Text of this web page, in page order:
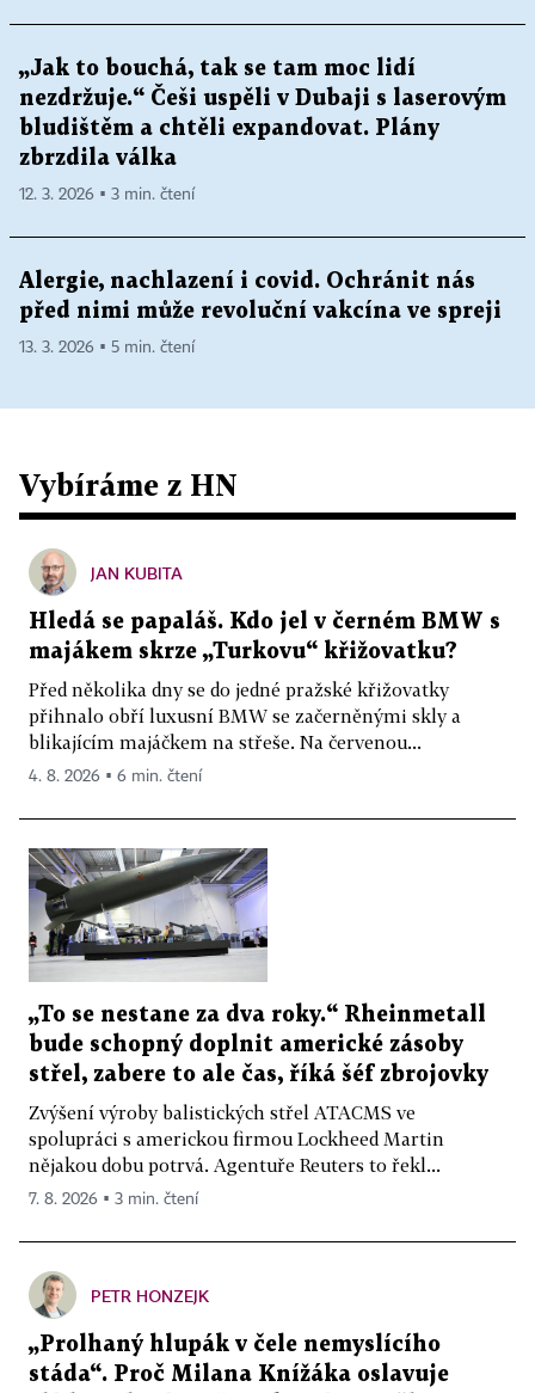
„Jak to bouchá, tak se tam moc lidí
nezdržuje.“ Češi uspěli v Dubaji s laserovým
bludištěm a chtěli expandovat. Plány
zbrzdila válka
12. 3. 2026 ▪ 3 min. čtení
Alergie, nachlazení i covid. Ochránit nás
před nimi může revoluční vakcína ve spreji
13. 3. 2026 ▪ 5 min. čtení
Vybíráme z HN
JAN KUBITA
Hledá se papaláš. Kdo jel v černém BMW s
majákem skrze „Turkovu“ křižovatku?
Před několika dny se do jedné pražské křižovatky
přihnalo obří luxusní BMW se začerněnými skly a
blikajícím majáčkem na střeše. Na červenou...
4. 8. 2026 ▪ 6 min. čtení
„To se nestane za dva roky.“ Rheinmetall
bude schopný doplnit americké zásoby
střel, zabere to ale čas, říká šéf zbrojovky
Zvýšení výroby balistických střel ATACMS ve
spolupráci s americkou firmou Lockheed Martin
nějakou dobu potrvá. Agentuře Reuters to řekl...
7. 8. 2026 ▪ 3 min. čtení
PETR HONZEJK
„Prolhaný hlupák v čele nemyslícího
stáda“. Proč Milana Knížáka oslavuje